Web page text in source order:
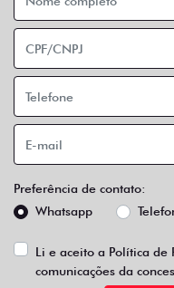
Preferência de contato:
Whatsapp
Li e aceito a Política de
comunicações da